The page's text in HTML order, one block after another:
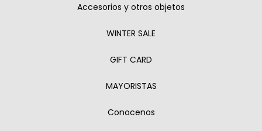
Accesorios y otros objetos
WINTER SALE
GIFT CARD
MAYORISTAS
Conocenos